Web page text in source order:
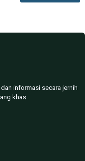
informasi secara jernih
khas.